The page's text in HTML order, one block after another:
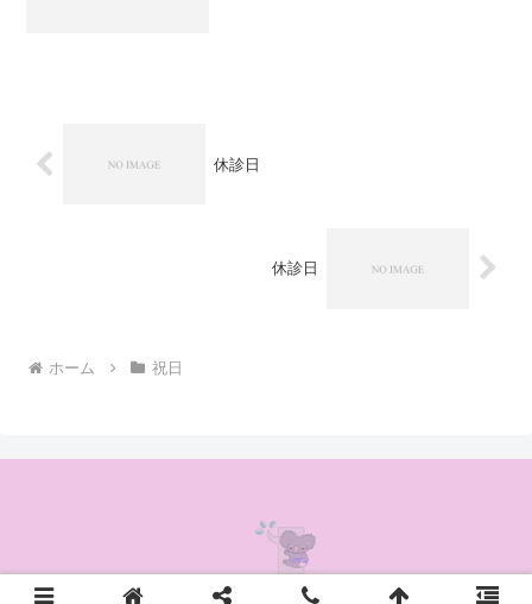
休診日
休診日
ホーム 祝日
© 2020 かんの耳鼻咽喉科クリニック.